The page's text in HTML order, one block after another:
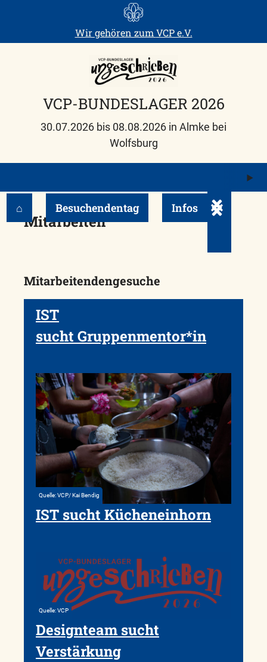
Wir gehören zum VCP e.V.
VCP-BUNDESLAGER 2026
30.07.2026 bis 08.08.2026 in Almke bei
Wolfsburg
⌂ Besuchendentag Infos Untermenü
Mitarbeiten
Mitarbeitendengesuche
IST
sucht Gruppenmentor*in
Quelle: VCP/ Kai Bendig
IST sucht Kücheneinhorn
Quelle: VCP
Designteam sucht
Verstärkung